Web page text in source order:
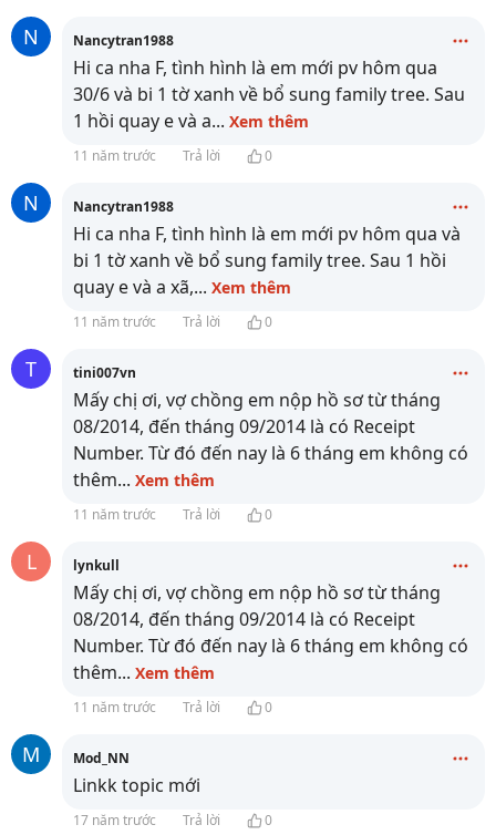
N Nancytran1988
Hi ca nha F, tình hình là em mới pv hôm qua
30/6 và bi 1 tờ xanh về bổ sung family tree. Sau
1 hồi quay e và a... Xem thêm
11 năm trước Trả lời 0
N Nancytran1988
Hi ca nha F, tình hình là em mới pv hôm qua và
bi 1 tờ xanh về bổ sung family tree. Sau 1 hồi
quay e và a xã,... Xem thêm
11 năm trước Trả lời 0
T tini007vn
Mấy chị ơi, vợ chồng em nộp hồ sơ từ tháng
08/2014, đến tháng 09/2014 là có Receipt
Number. Từ đó đến nay là 6 tháng em không có
thêm... Xem thêm
11 năm trước Trả lời 0
L lynkull
Mấy chị ơi, vợ chồng em nộp hồ sơ từ tháng
08/2014, đến tháng 09/2014 là có Receipt
Number. Từ đó đến nay là 6 tháng em không có
thêm... Xem thêm
11 năm trước Trả lời 0
M Mod_NN
Linkk topic mới
17 năm trước Trả lời 0